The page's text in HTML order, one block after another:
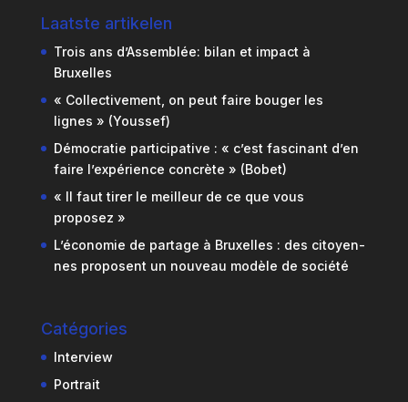
Laatste artikelen
Trois ans d’Assemblée: bilan et impact à
Bruxelles
« Collectivement, on peut faire bouger les
lignes » (Youssef)
Démocratie participative : « c’est fascinant d’en
faire l’expérience concrète » (Bobet)
« Il faut tirer le meilleur de ce que vous
proposez »
L’économie de partage à Bruxelles : des citoyen-
nes proposent un nouveau modèle de société
Catégories
Interview
Portrait